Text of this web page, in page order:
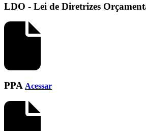
LDO - Lei de Diretrizes
PPA Acessar